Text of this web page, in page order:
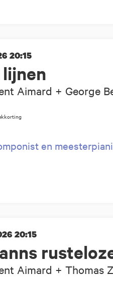
Aimard + George
20:15
en
Aimard + Thomas
20:15